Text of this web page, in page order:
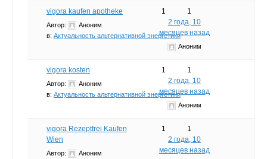
vigora kaufen apotheke
Автор:
Аноним
в: Актуальность альтернативной энергетики
1
1
2 года, 10
месяцев назад
Аноним
vigora kosten
Автор:
Аноним
в: Актуальность альтернативной энергетики
1
1
2 года, 10
месяцев назад
Аноним
vigora Rezeptfrei Kaufen
Wien
Автор:
Аноним
1
1
2 года, 10
месяцев назад